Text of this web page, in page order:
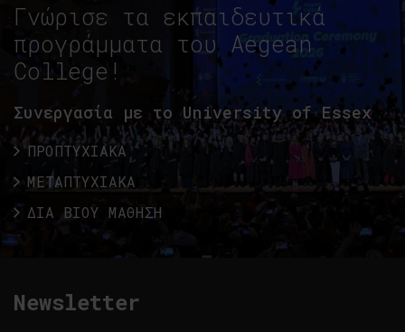
Γνώρισε τα εκπαιδευτικά
προγράμματα του Aegean
College!
Συνεργασία με το University of Essex
ΠΡΟΠΤΥΧΙΑΚΑ
ΜΕΤΑΠΤΥΧΙΑΚΑ
ΔΙΑ ΒΙΟΥ ΜΑΘΗΣΗ
Newsletter